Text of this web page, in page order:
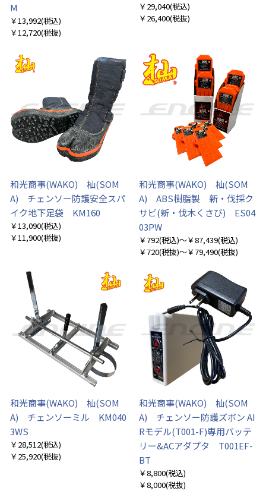
M
￥13,992(税込)
￥12,720(税抜)
￥29,040(税込)
￥26,400(税抜)
和光商事(WAKO) 杣(SOM
A) チェンソー防護安全スパ
イク地下足袋 KM160
￥13,090(税込)
￥11,900(税抜)
和光商事(WAKO) 杣(SOM
A) ABS樹脂製 新・伐採ク
サビ(新・伐木くさび) ES04
03PW
￥792(税込)～￥87,439(税込)
￥720(税抜)～￥79,490(税抜)
和光商事(WAKO) 杣(SOM
A) チェンソーミル KM040
3WS
￥28,512(税込)
￥25,920(税抜)
和光商事(WAKO) 杣(SOM
A) チェンソー防護ズボン AI
Rモデル(T001-F)専用バッテ
リー&ACアダプタ T001EF-
BT
￥8,800(税込)
￥8,000(税抜)